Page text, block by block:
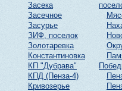
Засека
Засечное
Засурье
ЗИФ, поселок
Золотаревка
Константиновка
КП "Дубрава"
КПД (Пенза-4)
Кривозерье